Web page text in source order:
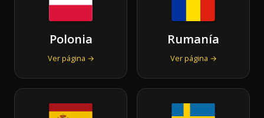
Polonia
Ver página →
Rumanía
Ver página →